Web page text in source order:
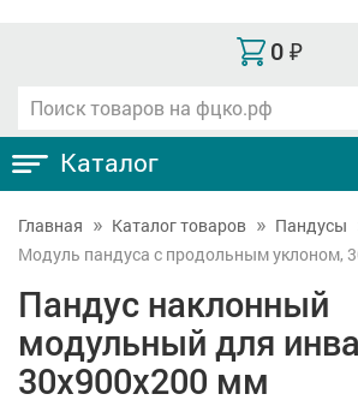
0 ₽
Каталог
Главная Каталог товаров Пандусы
Модуль пандуса с продольным уклоном,
Пандус наклонный
модульный для
30х900х200 мм